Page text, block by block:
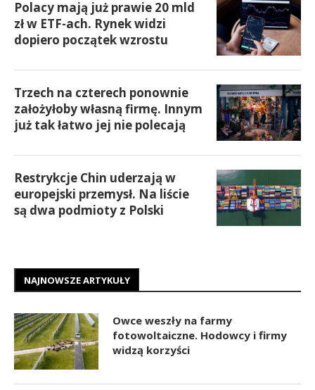
Polacy mają już prawie 20 mld
zł w ETF-ach. Rynek widzi
dopiero początek wzrostu
Trzech na czterech ponownie
założyłoby własną firmę. Innym
już tak łatwo jej nie polecają
Restrykcje Chin uderzają w
europejski przemysł. Na liście
są dwa podmioty z Polski
NAJNOWSZE ARTYKUŁY
Owce weszły na farmy
fotowoltaiczne. Hodowcy i firmy
widzą korzyści